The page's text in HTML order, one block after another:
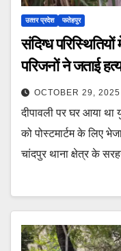
उत्‍तर प्रदेश फतेहपुर
संदिग्ध
परिजनों ने जताई
OCTOBER 29, 2025
दीपावली पर घर आया
को पोस्टमार्टम के लिए
चांदपुर थाना क्षेत्र के